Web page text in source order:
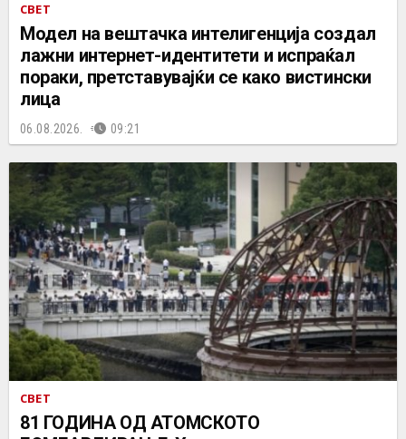
СВЕТ
Mодел на вештачка интелигенција создал
лажни интернет-идентитети и испраќал
пораки, претставувајќи се како вистински
лица
06.08.2026. 09:21
СВЕТ
81 ГОДИНА ОД АТОМСКОТО